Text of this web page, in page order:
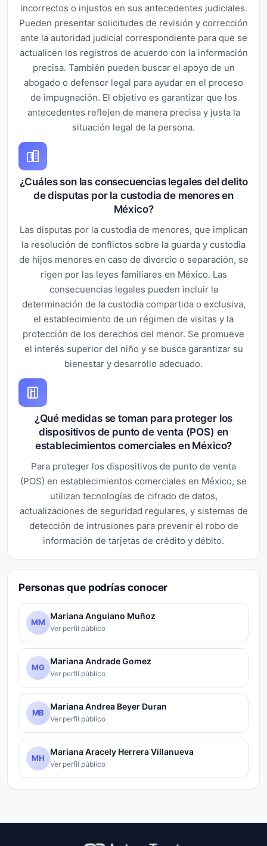
incorrectos o injustos en sus antecedentes judiciales.
Pueden presentar solicitudes de revisión y corrección
ante la autoridad judicial correspondiente para que se
actualicen los registros de acuerdo con la información
precisa. También pueden buscar el apoyo de un
abogado o defensor legal para ayudar en el proceso
de impugnación. El objetivo es garantizar que los
antecedentes reflejen de manera precisa y justa la
situación legal de la persona.
¿Cuáles son las consecuencias legales del delito
de disputas por la custodia de menores en
México?
Las disputas por la custodia de menores, que implican
la resolución de conflictos sobre la guarda y custodia
de hijos menores en caso de divorcio o separación, se
rigen por las leyes familiares en México. Las
consecuencias legales pueden incluir la
determinación de la custodia compartida o exclusiva,
el establecimiento de un régimen de visitas y la
protección de los derechos del menor. Se promueve
el interés superior del niño y se busca garantizar su
bienestar y desarrollo adecuado.
¿Qué medidas se toman para proteger los
dispositivos de punto de venta (POS) en
establecimientos comerciales en México?
Para proteger los dispositivos de punto de venta
(POS) en establecimientos comerciales en México, se
utilizan tecnologías de cifrado de datos,
actualizaciones de seguridad regulares, y sistemas de
detección de intrusiones para prevenir el robo de
información de tarjetas de crédito y débito.
Personas que podrías conocer
MM
Mariana Anguiano Muñoz
Ver perfil público
MG
Mariana Andrade Gomez
Ver perfil público
MB
Mariana Andrea Beyer Duran
Ver perfil público
MH
Mariana Aracely Herrera Villanueva
Ver perfil público